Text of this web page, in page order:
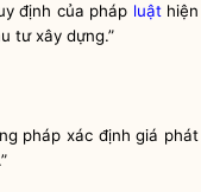
định của pháp luậthiện
tư xây dựng.”
pháp xác định giá phát
.”